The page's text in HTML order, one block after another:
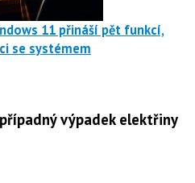
11 přináší pět funkcí,
se systémem
výpadek elektřiny